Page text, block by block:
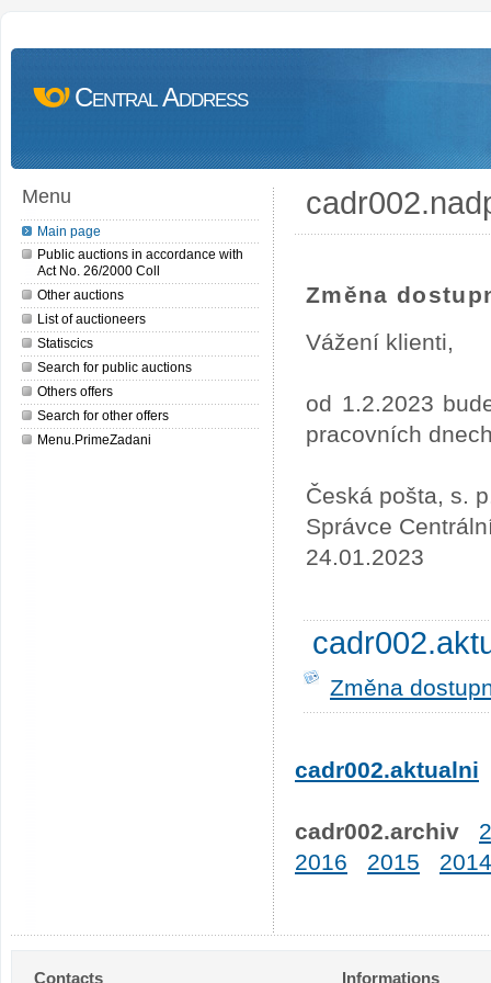
Central Address
Menu
Main page
Public auctions in accordance with
Act No. 26/2000 Coll
Other auctions
List of auctioneers
Statiscics
Search for public auctions
Others offers
Search for other offers
Menu.PrimeZadani
Změna
Vážení klienti,
od 1.2.2023
pracovních
Česká pošta, s.
Správce
24.01.2023
Změna
cadr002.aktualni
cadr002.archiv
2016
2015 2014
Contacts Informations